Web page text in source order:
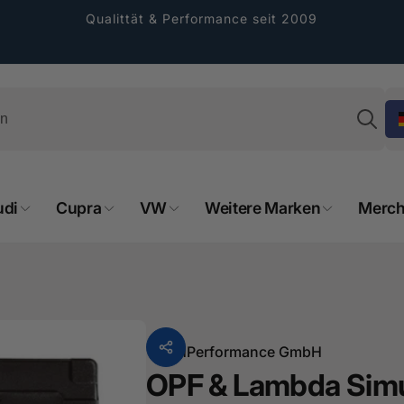
Qualittät & Performance seit 2009
Cupra VW Weitere Marken
VonHPerformance GmbH
OPF & Lambda
Straße 8